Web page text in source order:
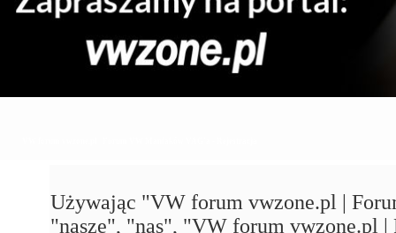
Używając "VW forum vwzone.pl |
"nasze", "nas", "VW forum vwzone.pl